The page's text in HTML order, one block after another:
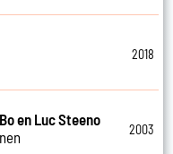
2018
en Luc Steeno
2003